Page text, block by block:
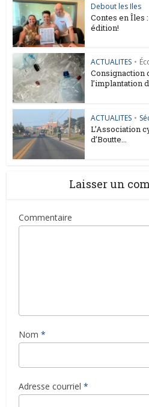
Debout les Iles
Contes en Îles
édition!
ACTUALITES •
Consignaction
l’implantation
ACTUALITES •
L’Association
d’Boutte...
Laisser un
Commentaire
Nom *
Adresse courriel *